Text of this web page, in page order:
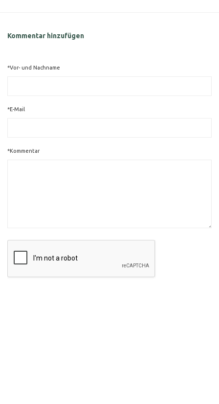
Kommentar hinzufügen
*Vor- und Nachname
*E-Mail
*Kommentar